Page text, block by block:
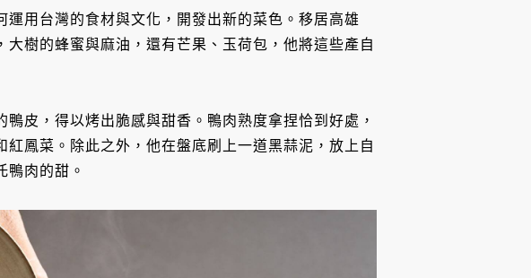
用台灣的食材與文化，開發出新的菜色。移居高雄
樹的蜂蜜與麻油，還有芒果、玉荷包，他將這些產自
皮，得以烤出脆感與甜香。鴨肉熟度拿捏恰到好處，
鳳菜。除此之外，他在盤底刷上一道黑蒜泥，放上自
鴨肉的甜。